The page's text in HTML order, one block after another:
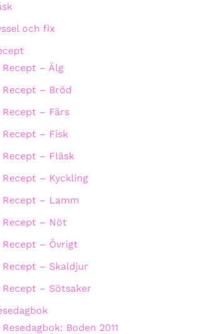
och fix
Recept – Älg
Recept – Bröd
Recept – Färs
Recept – Fisk
Recept – Fläsk
Recept – Kyckling
Recept – Lamm
Recept – Nöt
Recept – Övrigt
Recept – Skaldjur
Recept – Sötsaker
Resedagbok: Boden 2011